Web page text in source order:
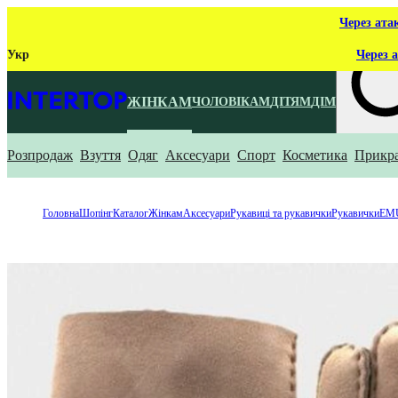
Через
Укр Через
ЖІНКАМЧОЛОВІКАМДІТЯМДІМ
Що ти
Розпродаж Взуття Одяг Аксесуари Спорт Косметика
ГоловнаШопінгКаталогЖінкамАксесуариРукавиці та рукавичкиРукавички